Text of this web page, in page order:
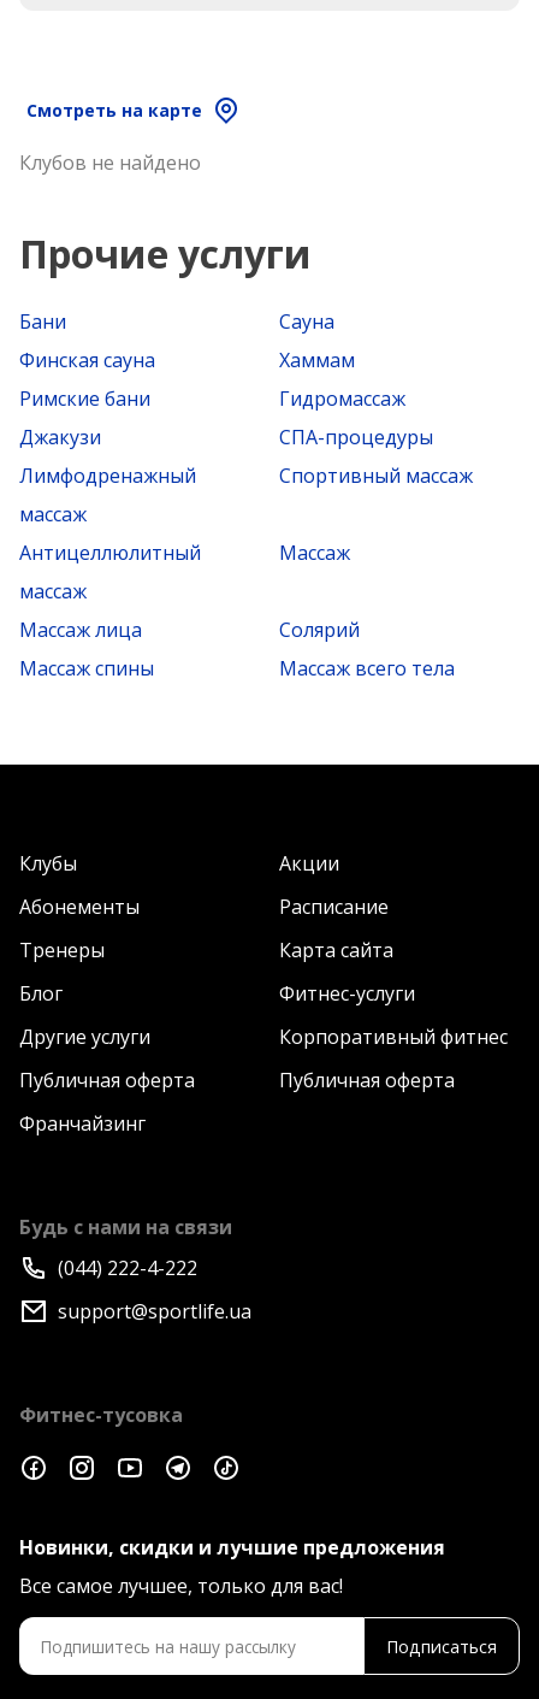
Смотреть на карте
Клубов не найдено
Прочие услуги
Бани
Сауна
Финская сауна
Хаммам
Римские бани
Гидромассаж
Джакузи
СПА-процедуры
Лимфодренажный
массаж
Спортивный массаж
Антицеллюлитный
массаж
Массаж
Массаж лица
Солярий
Массаж спины
Массаж всего тела
Клубы
Акции
Абонементы
Расписание
Тренеры
Карта сайта
Блог
Фитнес-услуги
Другие услуги
Корпоративный фитнес
Публичная оферта
Публичная оферта
Франчайзинг
Будь с нами на связи
(044) 222-4-222
support@sportlife.ua
Фитнес-тусовка
Новинки, скидки и лучшие предложения
Все самое лучшее, только для вас!
Подписаться